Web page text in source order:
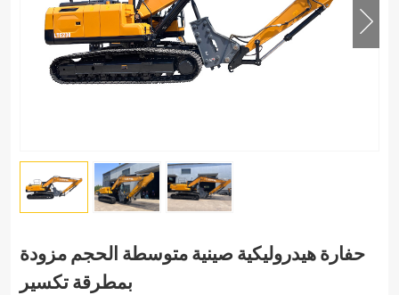
حفارة هيدروليكية صينية متوسطة الحجم مزودة
بمطرقة تكسير